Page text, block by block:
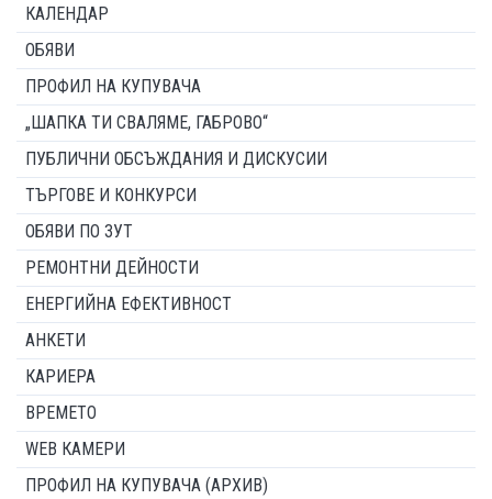
КАЛЕНДАР
ОБЯВИ
ПРОФИЛ НА КУПУВАЧА
„ШАПКА ТИ СВАЛЯМЕ, ГАБРОВО“
ПУБЛИЧНИ ОБСЪЖДАНИЯ И ДИСКУСИИ
ТЪРГОВЕ И КОНКУРСИ
ОБЯВИ ПО ЗУТ
РЕМОНТНИ ДЕЙНОСТИ
ЕНЕРГИЙНА ЕФЕКТИВНОСТ
АНКЕТИ
КАРИЕРА
ВРЕМЕТО
WEB КАМЕРИ
ПРОФИЛ НА КУПУВАЧА (АРХИВ)